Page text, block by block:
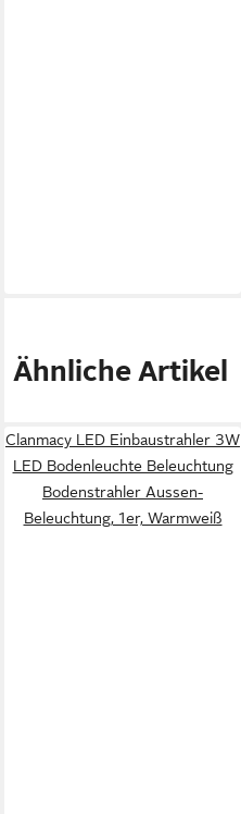
Ähnliche Artikel
Clanmacy LED Einbaustrahler 3W
LED Bodenleuchte Beleuchtung
Bodenstrahler Aussen-
Beleuchtung, 1er, Warmweiß